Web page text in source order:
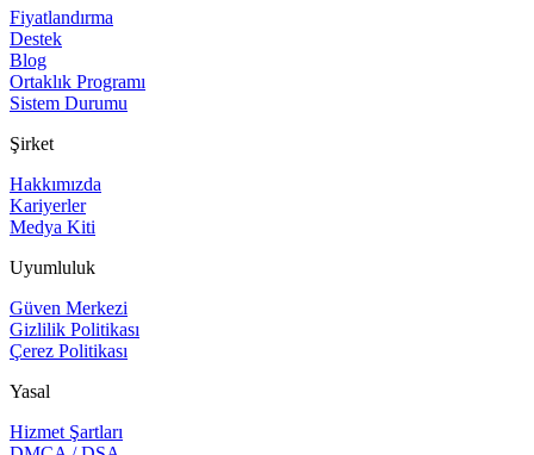
Fiyatlandırma
Destek
Blog
Ortaklık Programı
Sistem Durumu
Şirket
Hakkımızda
Kariyerler
Medya Kiti
Uyumluluk
Güven Merkezi
Gizlilik Politikası
Çerez Politikası
Yasal
Hizmet Şartları